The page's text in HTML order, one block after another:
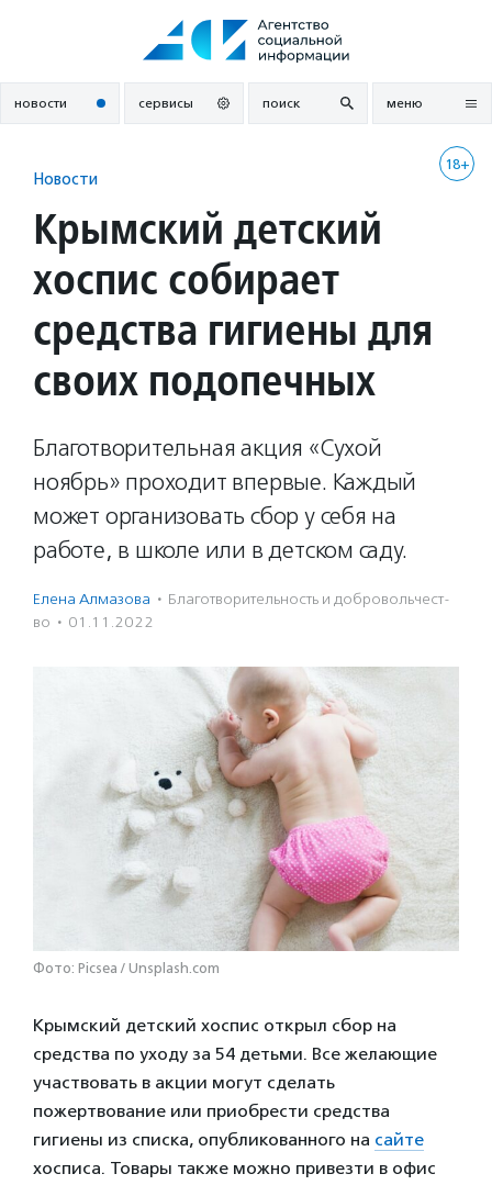
новости сервисы поиск меню
18+
Новости
Крымский детский
хоспис собирает
средства гигиены для
своих подопечных
Благотворительная акция «Сухой
ноябрь» проходит впервые. Каждый
может организовать сбор у себя на
работе, в школе или в детском саду.
Елена Алмазова · Благотвори­тель­ность и доброволь­чест­
во · 01.11.2022
Фото: Picsea / Unsplash.com
Крымский детский хоспис открыл сбор на
средства по уходу за 54 детьми. Все желающие
участвовать в акции могут сделать
пожертвование или приобрести средства
гигиены из списка, опубликованного на сайте
хосписа. Товары также можно привезти в офис